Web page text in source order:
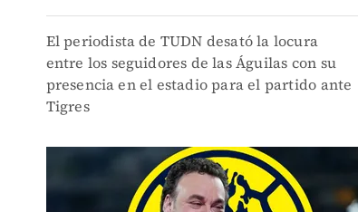
El periodista de TUDN desató la locura
entre los seguidores de las Águilas con su
presencia en el estadio para el partido ante
Tigres